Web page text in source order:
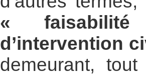
«
d’intervention
demeurant,